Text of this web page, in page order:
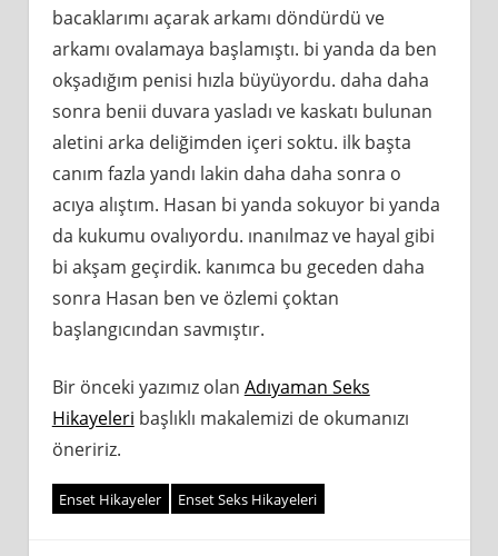
bacaklarımı açarak arkamı döndürdü ve
arkamı ovalamaya başlamıştı. bi yanda da ben
okşadığım penisi hızla büyüyordu. daha daha
sonra benii duvara yasladı ve kaskatı bulunan
aletini arka deliğimden içeri soktu. ilk başta
canım fazla yandı lakin daha daha sonra o
acıya alıştım. Hasan bi yanda sokuyor bi yanda
da kukumu ovalıyordu. ınanılmaz ve hayal gibi
bi akşam geçirdik. kanımca bu geceden daha
sonra Hasan ben ve özlemi çoktan
başlangıcından savmıştır.
Bir önceki yazımız olan Adıyaman Seks
Hikayeleri başlıklı makalemizi de okumanızı
öneririz.
Enset Hikayeler Enset Seks Hikayeleri